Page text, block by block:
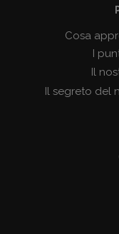
Cosa
I
Il
Il segreto del